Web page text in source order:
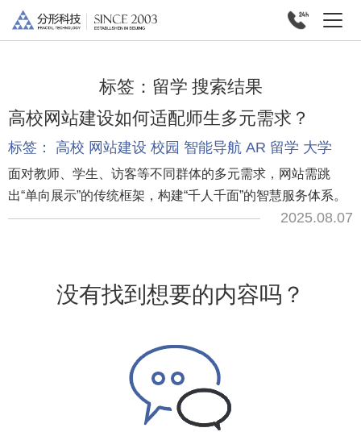
标签： 留学 搜索结果
高校网站建设如何适配师生多元需求？
标签： 高校 网站建设 校园 智能导航 AR 留学 大学
面对教师、学生、访客等不同群体的多元需求，网站需跳
出“单向展示”的传统框架，构建“千人千面”的智慧服务体系。
2025.08.07
没有找到想要的内容吗？